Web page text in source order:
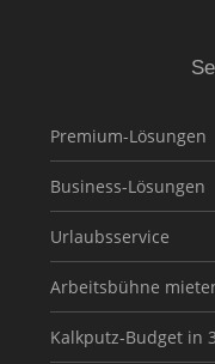
Premium-Lösungen
Business-Lösungen
Urlaubsservice
Arbeitsbühne
Kalkputz-Budget in